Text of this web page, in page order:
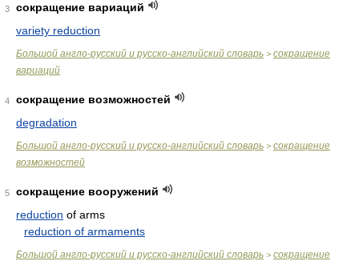
3
сокращение вариаций
variety reduction
Большой англо-русский и русско-английский словарь > сокращение
вариаций
4
сокращение возможностей
degradation
Большой англо-русский и русско-английский словарь > сокращение
возможностей
5
сокращение вооружений
reduction of arms
reduction of armaments
Большой англо-русский и русско-английский словарь > сокращение